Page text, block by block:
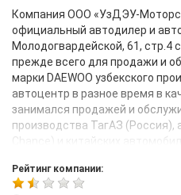
Компания ООО «УзДЭУ-
официальный автодилер и
Молодогвардейской, 61, стр.4
прежде всего для продажи и
марки DAEWOO узбекского
автоцентр в разное время в
занимался продажей и
производства ТагАЗ
Chance) и китайских
В настоящее время Компания
Рейтинг компании: